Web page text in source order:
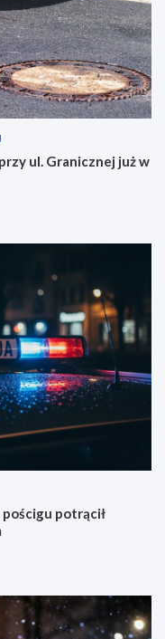
ul. Granicznej już w
potrącił